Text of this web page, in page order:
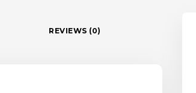
REVIEWS (0)